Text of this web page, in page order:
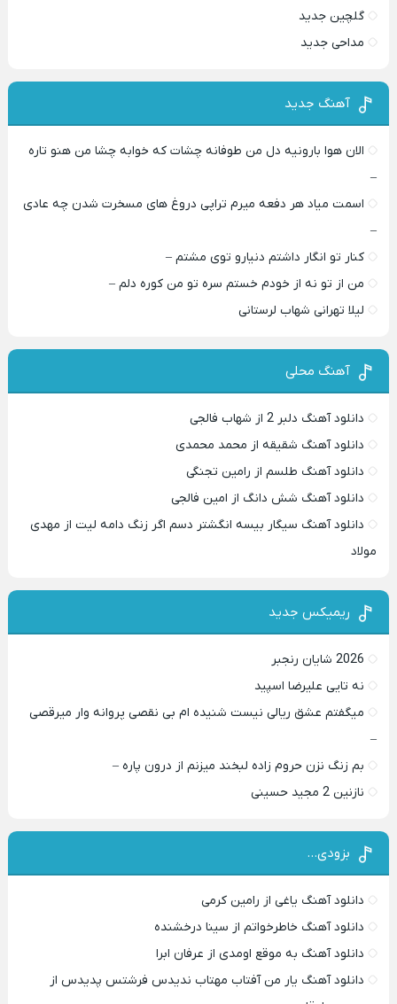
گلچین جدید
مداحی جدید
آهنگ جدید
الان هوا بارونیه دل من طوفانه چشات که خوابه چشا من هنو تاره
–
اسمت میاد هر دفعه میرم تراپی دروغ‌ های مسخرت شدن چه عادی
–
کنار تو انگار داشتم دنیارو توی مشتم –
من از تو نه از خودم خستم سره تو من کوره دلم –
لیلا تهرانی شهاب لرستانی
آهنگ محلی
دانلود آهنگ دلبر 2 از شهاب فالجی
دانلود آهنگ شقیقه از محمد محمدی
دانلود آهنگ طلسم از رامین تجنگی
دانلود آهنگ شش دانگ از امین فالجی
دانلود آهنگ سیگار بیسه انگشتر دسم اگر زنگ دامه لیت از مهدی
مولاد
ریمیکس جدید
2026 شایان رنجبر
نه تایی علیرضا اسپید
میگفتم عشق ریالی نیست شنیده ام بی نقصی پروانه وار میرقصی
–
بم زنگ نزن حروم زاده لبخند میزنم از درون پاره –
نازنین 2 مجید حسینی
بزودی…
دانلود آهنگ یاغی از رامین کرمی
دانلود آهنگ خاطرخواتم از سینا درخشنده
دانلود آهنگ به موقع اومدی از عرفان ابرا
دانلود آهنگ یار من آفتاب مهتاب ندیدس فرشتس پدیدس از